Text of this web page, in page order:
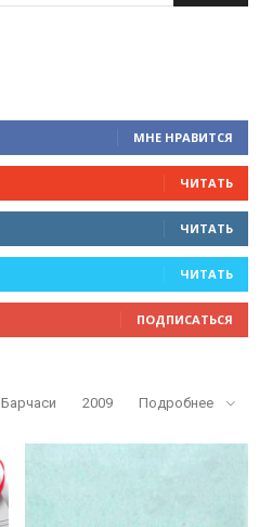
МНЕ НРАВИТСЯ
ЧИТАТЬ
ЧИТАТЬ
ЧИТАТЬ
ПОДПИСАТЬСЯ
Барчаси 2009 Подробнее